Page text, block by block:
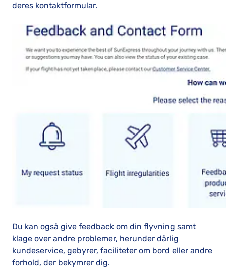
deres kontaktformular.
Du kan også give feedback om din flyvning samt
klage over andre problemer, herunder dårlig
kundeservice, gebyrer, faciliteter om bord eller andre
forhold, der bekymrer dig.